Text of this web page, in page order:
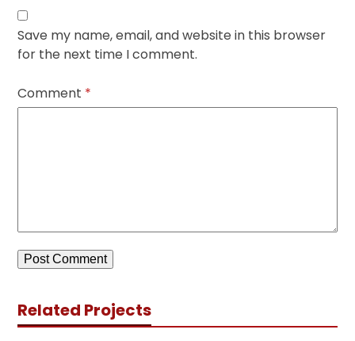
Save my name, email, and website in this browser
for the next time I comment.
Comment *
Related Projects